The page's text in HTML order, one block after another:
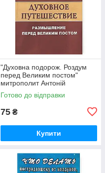
"Духовна подорож. Роздум
перед Великим постом"
митрополит Антоній
Сурозький (Блум)
Готово до відправки
75 ₴
Купити